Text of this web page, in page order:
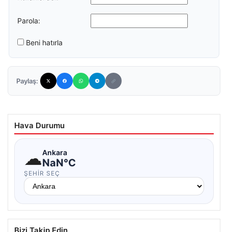
Parola:
Beni hatırla
Paylaş:
Hava Durumu
☁Ankara
NaN°C
ŞEHIR SEÇ